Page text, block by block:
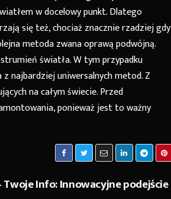
w docelowy punkt. Dlatego
się też, chociaż znacznie rzadziej gdy
metoda zwana oprawą podwójną.
światła. W tym przypadku
najbardziej uniwersalnych metod. Z
na całym świecie. Przed
ponieważ jest to ważny
Twoje Info: Innowacyjne podejście